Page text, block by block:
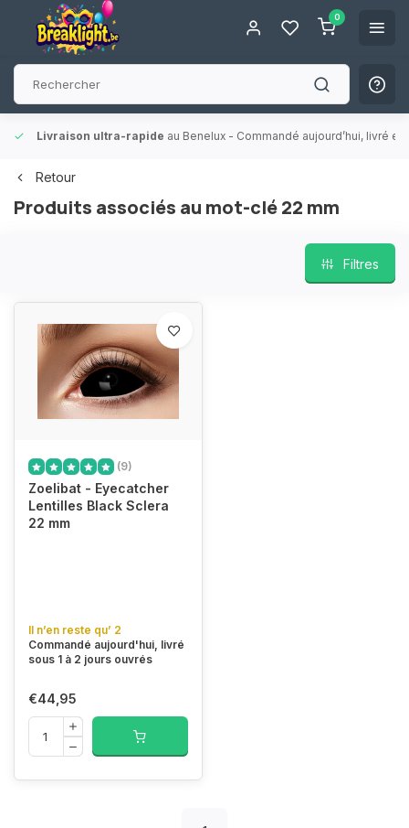
0
Livraison ultra-rapide au Benelux - Commandé aujourd’hui, livré
Retour
Produits associés au mot-clé 22 mm
Filtres
(9)
Zoelibat - Eyecatcher
Lentilles Black Sclera
22 mm
Il n’en reste qu’ 2
Commandé aujourd'hui, livré
sous 1 à 2 jours ouvrés
€44,95